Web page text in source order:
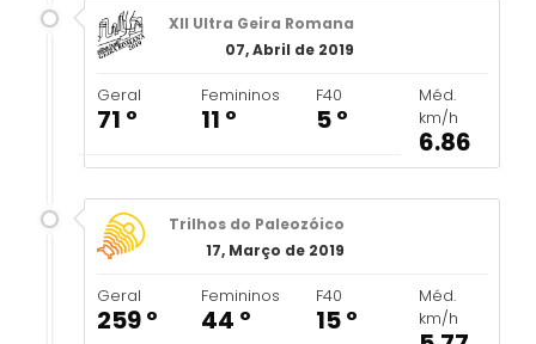
XII Ultra Geira Romana
07, Abril de 2019
Geral
71 º
Femininos
11 º
F40
5 º
Méd.
km/h
6.86
Trilhos do Paleozóico
17, Março de 2019
Geral
259 º
Femininos
44 º
F40
15 º
Méd.
km/h